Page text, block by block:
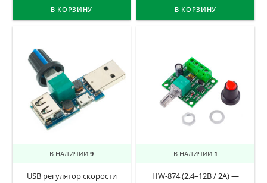
В КОРЗИНУ В КОРЗИНУ
В НАЛИЧИИ 9
USB регулятор скорости
В НАЛИЧИИ 1
HW-874 (2,4–12В / 2A) —